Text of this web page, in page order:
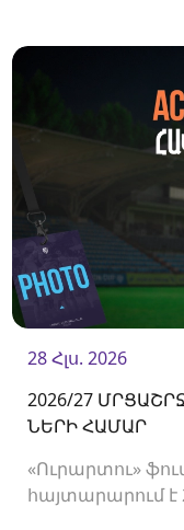
28 Հլս. 2026
2026/27
ՆԵՐԻ ՀԱՄԱՐ
«Ուրարտու»
հայտարարում է